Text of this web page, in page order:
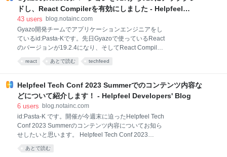
ドし、React Compilerを有効にしました - Helpfeel
Developers' Blog
43 users blog.notainc.com
Gyazo開発チームでアプリケーションエンジニアをし
ているid:Pasta-Kです。先日Gyazoで使っているReact
のバージョンが19.2.4になり、そしてReact Compiler
も導入されました。現代ですね。この記事では、
Gyazoで利用しているReactをv17からv18、さらに
介しようと思います。 （この記事はGithub Copilotが
過去のgit logやPull Requestなどをもとに書いてくれ
た文章を加筆修正したものです） facebook/fluxからの
SWRを同期させて漸進的な移行を 漸進的移行の効果
HOCによるClass ComponentとHooksの橋渡し HOC
でHooksをPropsとして注入する Flux完全削除 react-
boots
react あとで読む techfeed
Helpfeel Tech Conf 2023 Summerでのコンテンツ内容な
どについて紹介します！ - Helpfeel Developers' Blog
6 users blog.notainc.com
id:Pasta-K です。開催が今週末に迫ったHelpfeel Tech
Conf 2023 Summerのコンテンツ内容についてお知ら
せしたいと思います。 Helpfeel Tech Conf 2023
summer 参加登録は公式サイトからまだまだ受付中で
す！ Keynote CEOのrakusaiからは『株式会社
あとで読む